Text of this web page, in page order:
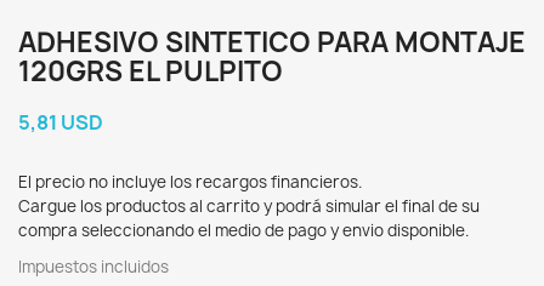
ADHESIVO SINTETICO PARA MONTAJE
120GRS EL PULPITO
5,81 USD
El precio no incluye los recargos financieros.
Cargue los productos al carrito y podrá simular el final de su
compra seleccionando el medio de pago y envio disponible.
Impuestos incluidos